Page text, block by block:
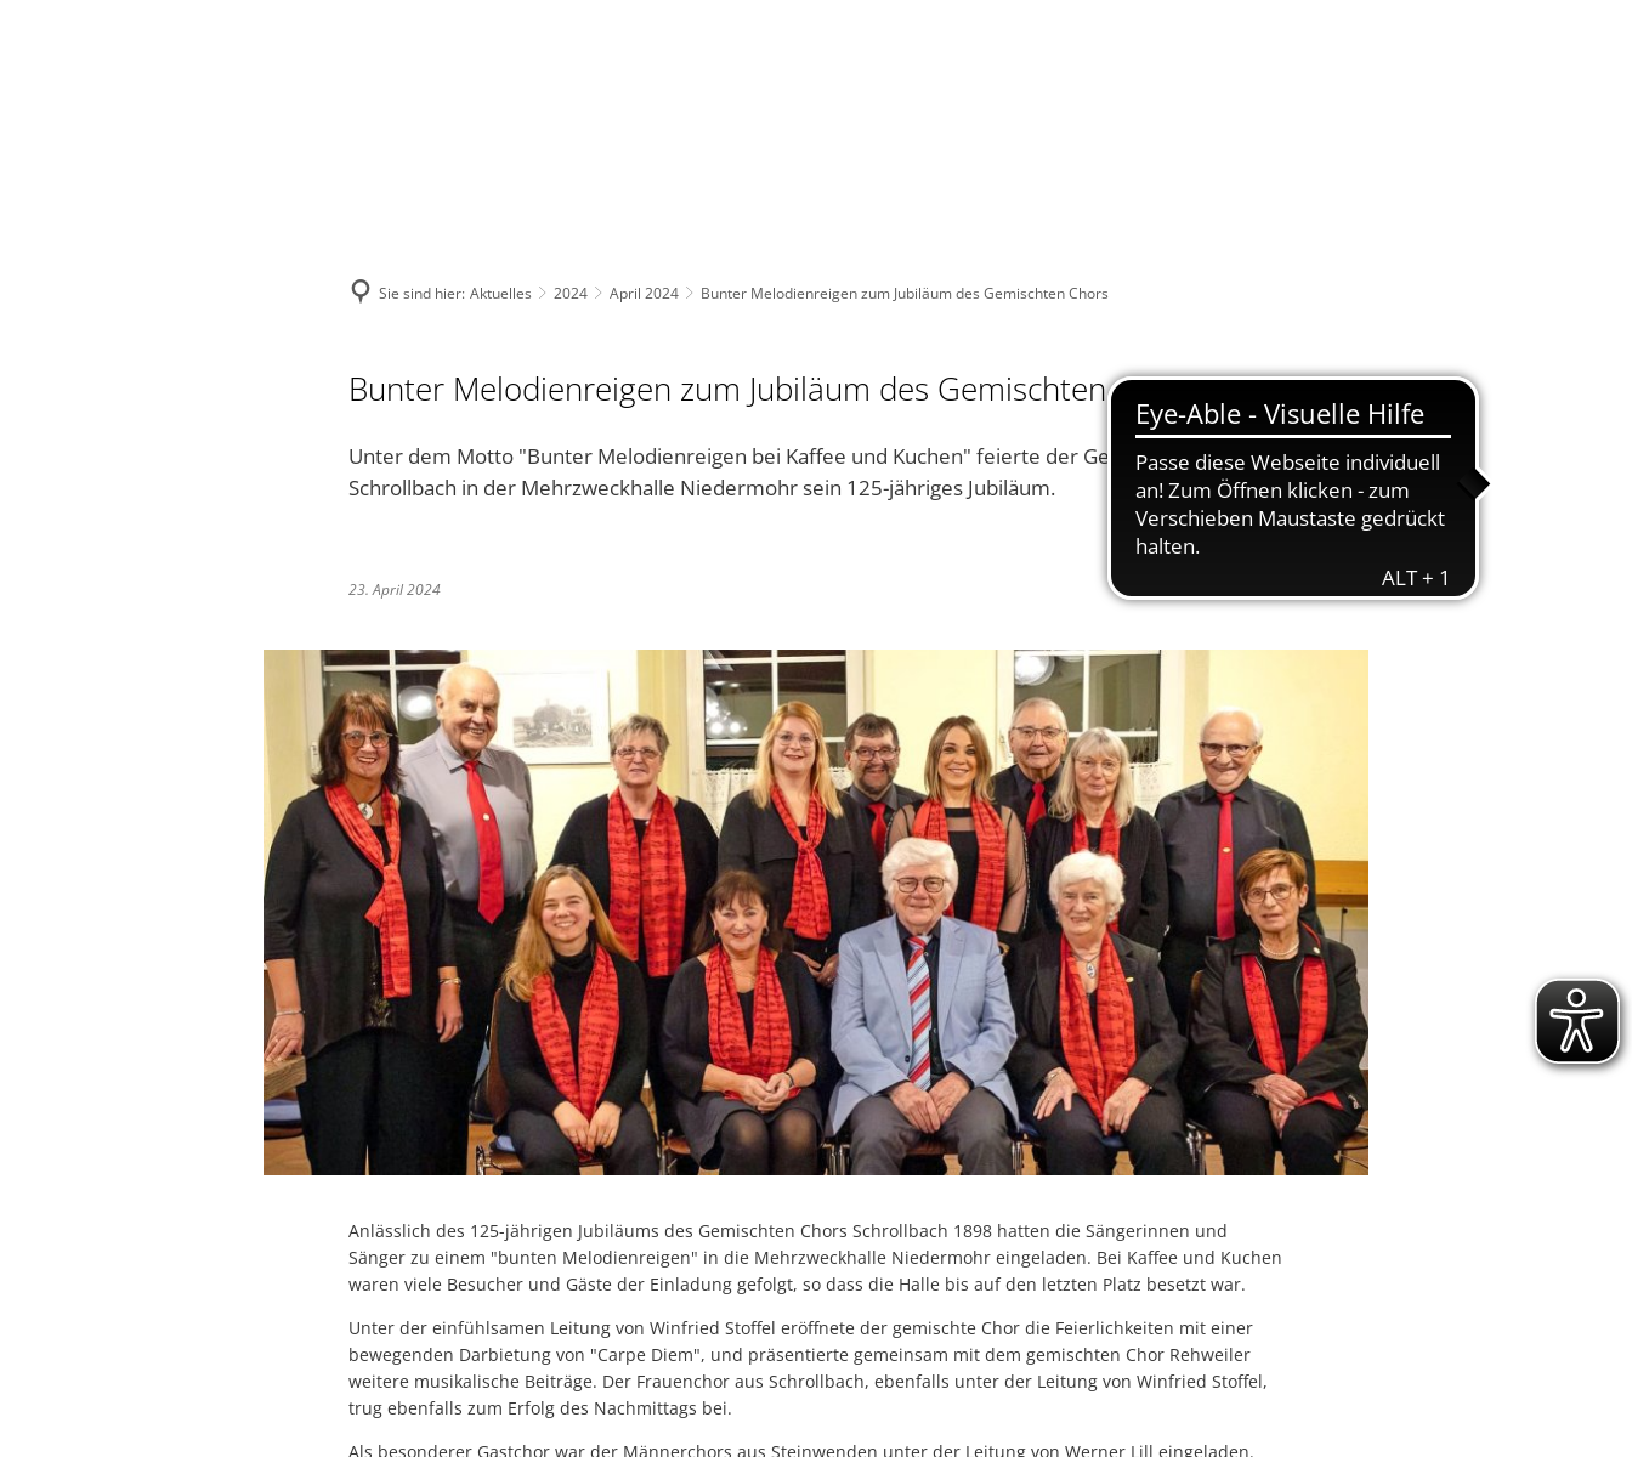
Sie sind hier: Aktuelles 2024 April 2024 Bunter Melodienreigen zum Jubiläum des Gemischten Chors
Bunter Melodienreigen zum Jubiläum des Gemischten Chors
Unter dem Motto "Bunter Melodienreigen bei Kaffee und Kuchen" feierte der Gemischte Chor
Schrollbach in der Mehrzweckhalle Niedermohr sein 125-jähriges Jubiläum.
23. April 2024
Anlässlich des 125-jährigen Jubiläums des Gemischten Chors Schrollbach 1898 hatten die Sängerinnen und
Sänger zu einem "bunten Melodienreigen" in die Mehrzweckhalle Niedermohr eingeladen. Bei Kaffee und Kuchen
waren viele Besucher und Gäste der Einladung gefolgt, so dass die Halle bis auf den letzten Platz besetzt war.
Unter der einfühlsamen Leitung von Winfried Stoffel eröffnete der gemischte Chor die Feierlichkeiten mit einer
bewegenden Darbietung von "Carpe Diem", und präsentierte gemeinsam mit dem gemischten Chor Rehweiler
weitere musikalische Beiträge. Der Frauenchor aus Schrollbach, ebenfalls unter der Leitung von Winfried Stoffel,
trug ebenfalls zum Erfolg des Nachmittags bei.
Als besonderer Gastchor war der Männerchors aus Steinwenden unter der Leitung von Werner Lill eingeladen.